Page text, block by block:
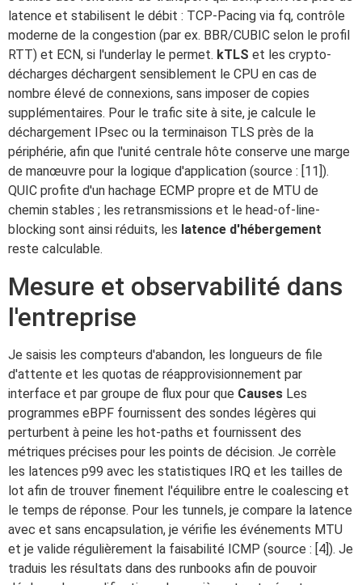
latence et stabilisent le débit : TCP-Pacing via fq, contrôle
moderne de la congestion (par ex. BBR/CUBIC selon le profil
RTT) et ECN, si l'underlay le permet. kTLS et les crypto-
décharges déchargent sensiblement le CPU en cas de
nombre élevé de connexions, sans imposer de copies
supplémentaires. Pour le trafic site à site, je calcule le
déchargement IPsec ou la terminaison TLS près de la
périphérie, afin que l'unité centrale hôte conserve une marge
de manœuvre pour la logique d'application (source : [11]).
QUIC profite d'un hachage ECMP propre et de MTU de
chemin stables ; les retransmissions et le head-of-line-
blocking sont ainsi réduits, les latence d'hébergement
reste calculable.
Mesure et observabilité dans
l'entreprise
Je saisis les compteurs d'abandon, les longueurs de file
d'attente et les quotas de réapprovisionnement par
interface et par groupe de flux pour que Causes Les
programmes eBPF fournissent des sondes légères qui
perturbent à peine les hot-paths et fournissent des
métriques précises pour les points de décision. Je corrèle
les latences p99 avec les statistiques IRQ et les tailles de
lot afin de trouver finement l'équilibre entre le coalescing et
le temps de réponse. Pour les tunnels, je compare la latence
avec et sans encapsulation, je vérifie les événements MTU
et je valide régulièrement la faisabilité ICMP (source : [4]). Je
traduis les résultats dans des runbooks afin de pouvoir